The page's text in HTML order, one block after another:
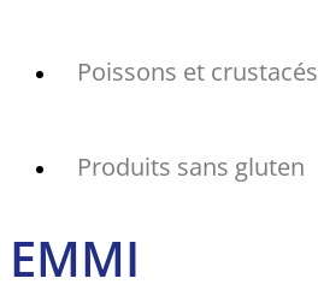
Poissons et crustacés
Produits sans gluten
EMMI